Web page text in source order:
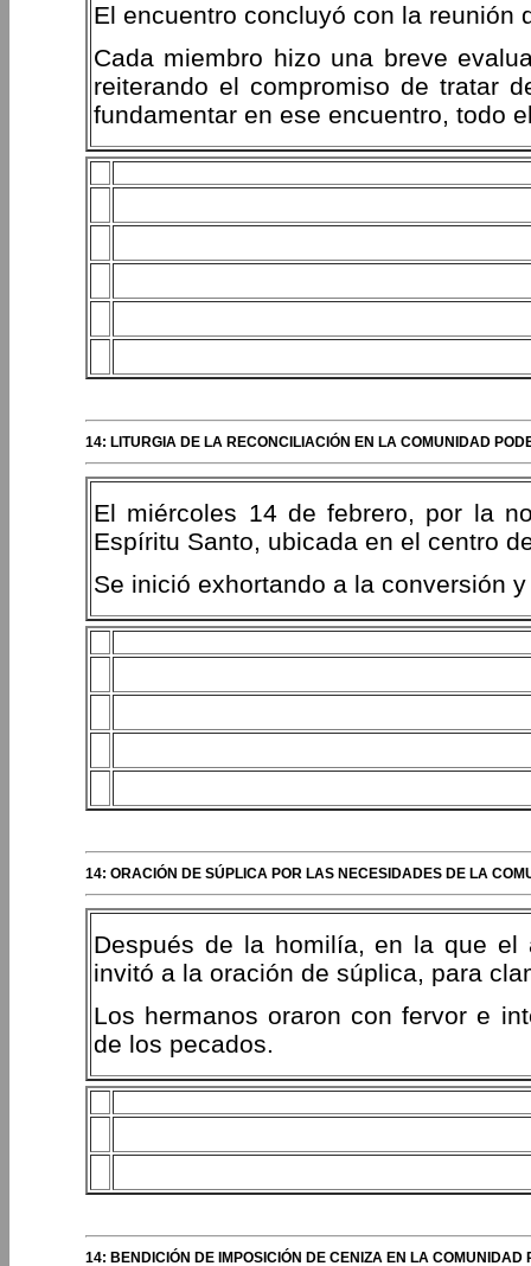
El encuentro concluyó con la reunión
Cada miembro hizo una breve
reiterando el compromiso de tratar
fundamentar en ese encuentro, todo
14: LITURGIA DE LA RECONCILIACIÓN EN LA COMUNIDAD
El miércoles 14 de febrero, por la
Espíritu Santo, ubicada en el centro
Se inició exhortando a la conversión
14: ORACIÓN DE SÚPLICA POR LAS NECESIDADES DE LA
Después de la homilía, en la que el
invitó a la oración de súplica, para
Los hermanos oraron con fervor e
de los pecados.
14: BENDICIÓN DE IMPOSICIÓN DE CENIZA EN LA